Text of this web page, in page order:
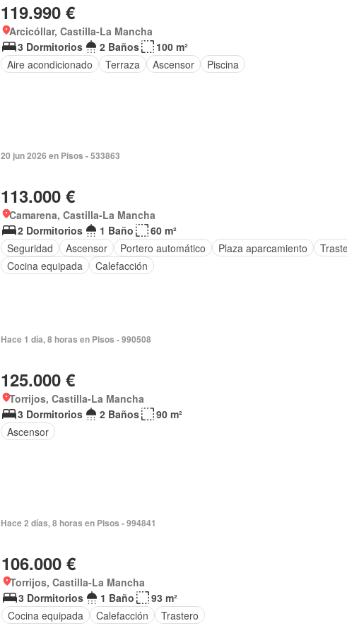
119.990 €
Arcicóllar, Castilla-La Mancha
3 Dormitorios
2 Baños
100 m²
Aire acondicionado
Terraza Ascensor Piscina
20 jun 2026 en Pisos - 533863
113.000 €
Camarena, Castilla-La Mancha
2 Dormitorios
1 Baño
60 m²
Seguridad
Ascensor Portero automático Plaza aparcamiento
Cocina equipada
Calefacción
Hace 1 día, 8 horas en Pisos - 990508
125.000 €
Torrijos, Castilla-La Mancha
3 Dormitorios
2 Baños
90 m²
Ascensor
Hace 2 días, 8 horas en Pisos - 994841
106.000 €
Torrijos, Castilla-La Mancha
3 Dormitorios
1 Baño
93 m²
Cocina equipada
Calefacción Trastero